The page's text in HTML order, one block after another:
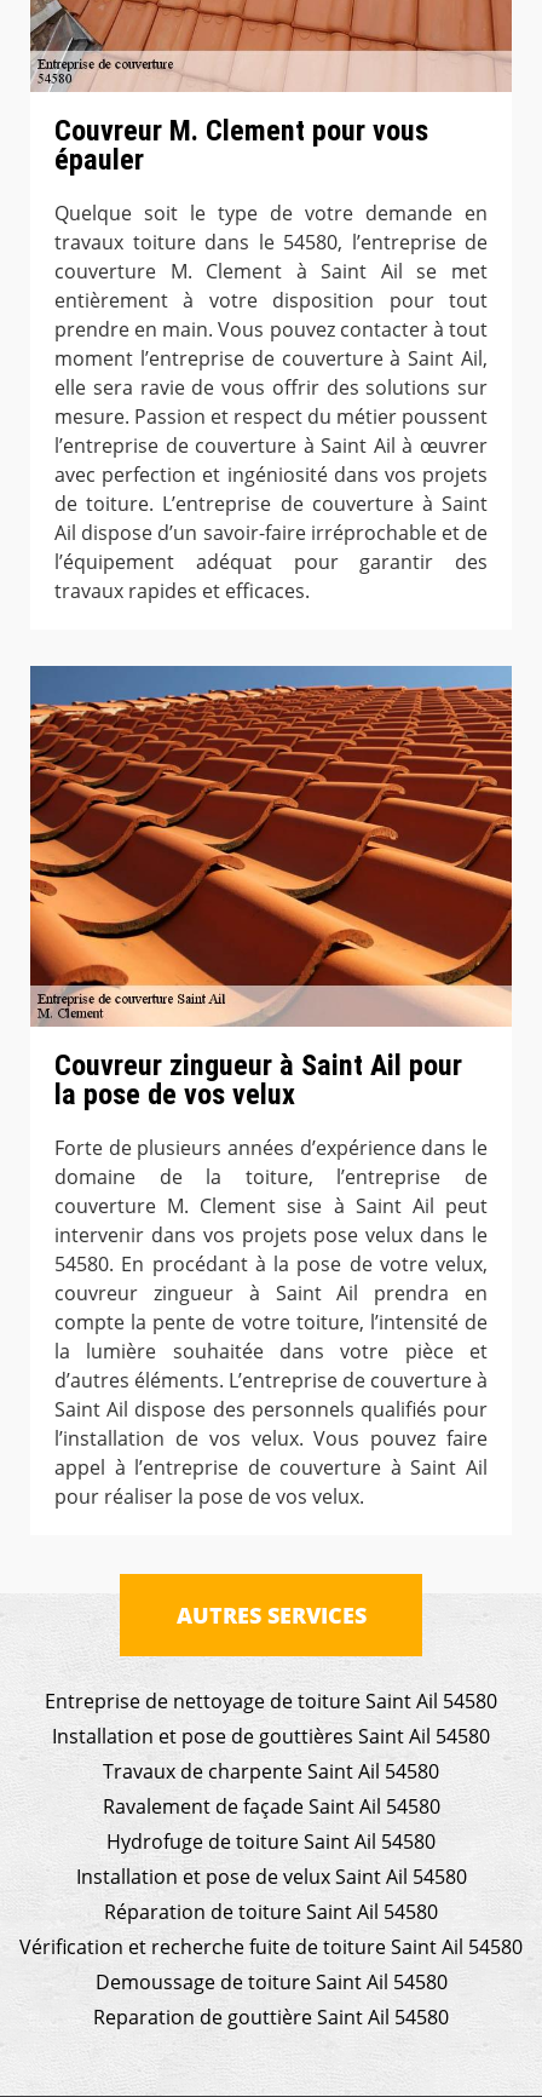
Couvreur M. Clement pour vous
épauler
Quelque soit le type de votre demande en
travaux toiture dans le 54580, l’entreprise de
couverture M. Clement à Saint Ail se met
entièrement à votre disposition pour tout
prendre en main. Vous pouvez contacter à tout
moment l’entreprise de couverture à Saint Ail,
elle sera ravie de vous offrir des solutions sur
mesure. Passion et respect du métier poussent
l’entreprise de couverture à Saint Ail à œuvrer
avec perfection et ingéniosité dans vos projets
de toiture. L’entreprise de couverture à Saint
Ail dispose d’un savoir-faire irréprochable et de
l’équipement adéquat pour garantir des
travaux rapides et efficaces.
Couvreur zingueur à Saint Ail pour
la pose de vos velux
Forte de plusieurs années d’expérience dans le
domaine de la toiture, l’entreprise de
couverture M. Clement sise à Saint Ail peut
intervenir dans vos projets pose velux dans le
54580. En procédant à la pose de votre velux,
couvreur zingueur à Saint Ail prendra en
compte la pente de votre toiture, l’intensité de
la lumière souhaitée dans votre pièce et
d’autres éléments. L’entreprise de couverture à
Saint Ail dispose des personnels qualifiés pour
l’installation de vos velux. Vous pouvez faire
appel à l’entreprise de couverture à Saint Ail
pour réaliser la pose de vos velux.
AUTRES SERVICES
Entreprise de nettoyage de toiture Saint Ail 54580
Installation et pose de gouttières Saint Ail 54580
Travaux de charpente Saint Ail 54580
Ravalement de façade Saint Ail 54580
Hydrofuge de toiture Saint Ail 54580
Installation et pose de velux Saint Ail 54580
Réparation de toiture Saint Ail 54580
Vérification et recherche fuite de toiture Saint Ail 54580
Demoussage de toiture Saint Ail 54580
Reparation de gouttière Saint Ail 54580